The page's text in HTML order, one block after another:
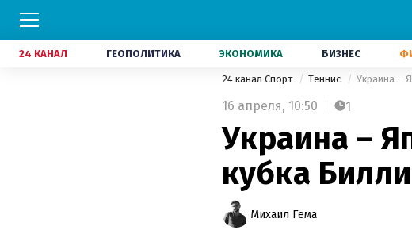
24 КАНАЛ ГЕОПОЛИТИКА ЭКОНОМИКА БИЗНЕС
24 канал Спорт Теннис Украина –
16 апреля, 10:50 1
Украина –
кубка
Михаил Гема